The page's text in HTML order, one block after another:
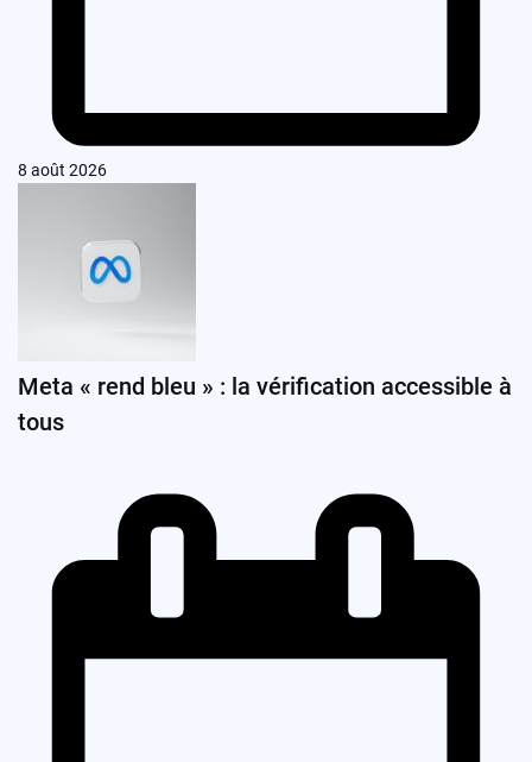
8 août 2026
Meta « rend bleu » : la vérification accessible à
tous